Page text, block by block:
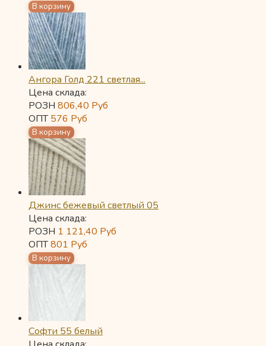
Ангора Голд 221 светлая...
Цена склада:
РОЗН 806,40 Руб
ОПТ576 Руб
Джинс бежевый светлый 05
Цена склада:
РОЗН 1 121,40 Руб
ОПТ801 Руб
Софти 55 белый